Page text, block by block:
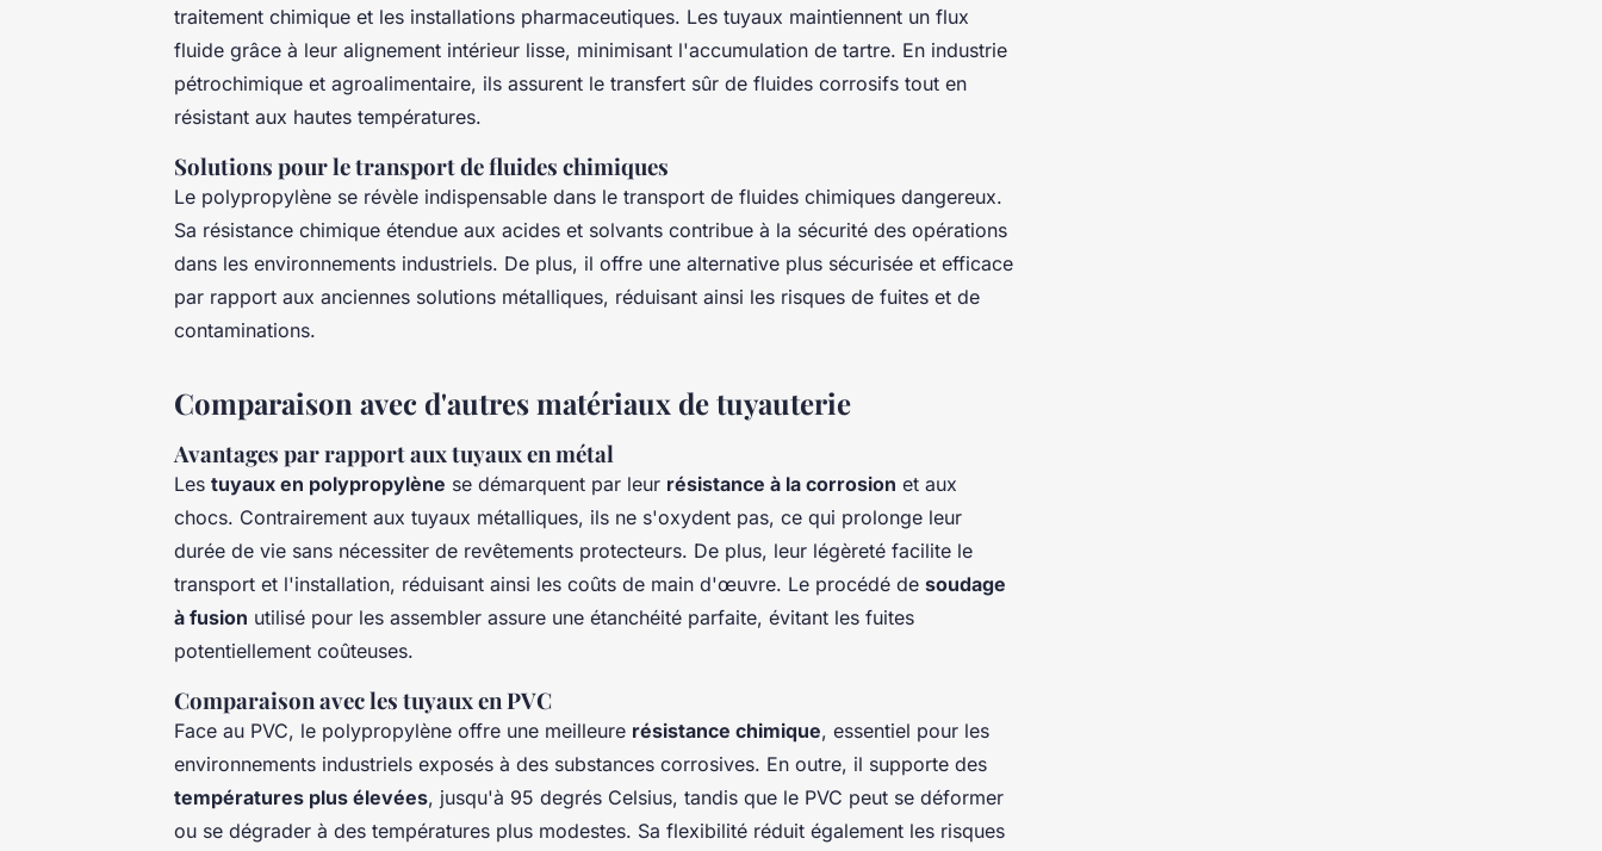
traitement chimique et les installations pharmaceutiques. Les tuyaux maintiennent un flux
fluide grâce à leur alignement intérieur lisse, minimisant l'accumulation de tartre. En industrie
pétrochimique et agroalimentaire, ils assurent le transfert sûr de fluides corrosifs tout en
résistant aux hautes températures.
Solutions pour le transport de fluides chimiques
Le polypropylène se révèle indispensable dans le transport de fluides chimiques dangereux.
Sa résistance chimique étendue aux acides et solvants contribue à la sécurité des opérations
dans les environnements industriels. De plus, il offre une alternative plus sécurisée et efficace
par rapport aux anciennes solutions métalliques, réduisant ainsi les risques de fuites et de
contaminations.
Comparaison avec d'autres matériaux de tuyauterie
Avantages par rapport aux tuyaux en métal
Les tuyaux en polypropylène se démarquent par leur résistance à la corrosion et aux
chocs. Contrairement aux tuyaux métalliques, ils ne s'oxydent pas, ce qui prolonge leur
durée de vie sans nécessiter de revêtements protecteurs. De plus, leur légèreté facilite le
transport et l'installation, réduisant ainsi les coûts de main d'œuvre. Le procédé de soudage
à fusion utilisé pour les assembler assure une étanchéité parfaite, évitant les fuites
potentiellement coûteuses.
Comparaison avec les tuyaux en PVC
Face au PVC, le polypropylène offre une meilleure résistance chimique, essentiel pour les
environnements industriels exposés à des substances corrosives. En outre, il supporte des
températures plus élevées, jusqu'à 95 degrés Celsius, tandis que le PVC peut se déformer
ou se dégrader à des températures plus modestes. Sa flexibilité réduit également les risques